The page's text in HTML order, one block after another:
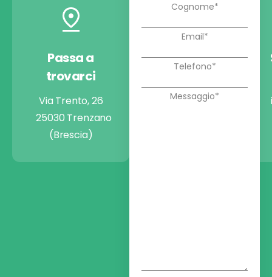
Passa a
trovarci
Via Trento, 26
25030 Trenzano
(Brescia)
Chiamaci